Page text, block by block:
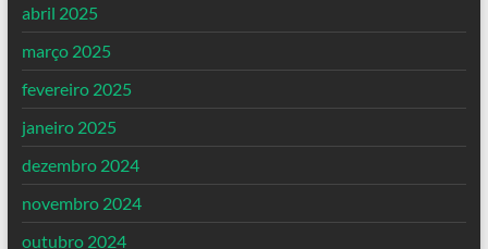
abril 2025
março 2025
fevereiro 2025
janeiro 2025
dezembro 2024
novembro 2024
outubro 2024